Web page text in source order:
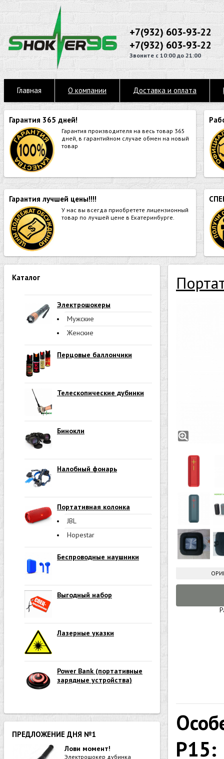
+7(932) 603-93-22
+7(932) 603-93-22
Звоните с 10:00 до 21:00
Главная О компании Доставка и оплата
Гарантия 365 дней!
Гарантия производителя на весь товар 365
дней, в гарантийном случае обмен на новый
товар
Гарантия лучшей цены!!!!
У нас вы всегда приобретете лицензионный
товар по лучшей цене в Екатеринбурге.
Каталог
Электрошокеры
Мужские
Женские
Перцовые баллончики
Телескопические дубинки
Бинокли
Налобный фонарь
Портативная колонка
JBL
Hopestar
Беспроводные наушники
Выгодный набор
Лазерные указки
Power Bank (портативные
зарядные устройства)
ПРЕДЛОЖЕНИЕ ДНЯ №1
Лови момент!
Электрошокер дубинка
P15: